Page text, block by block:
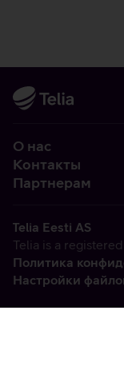
О нас
Контакты
Партнерам
Telia Eesti AS
Telia is a
Политика
Настройки